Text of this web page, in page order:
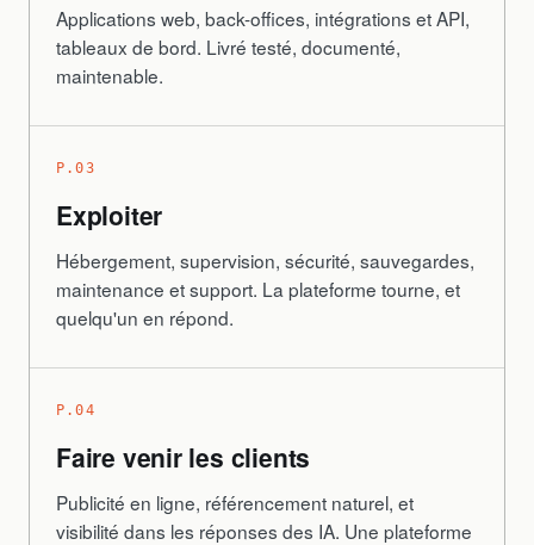
Applications web, back-offices, intégrations et API,
tableaux de bord. Livré testé, documenté,
maintenable.
P.03
Exploiter
Hébergement, supervision, sécurité, sauvegardes,
maintenance et support. La plateforme tourne, et
quelqu'un en répond.
P.04
Faire venir les clients
Publicité en ligne, référencement naturel, et
visibilité dans les réponses des IA. Une plateforme